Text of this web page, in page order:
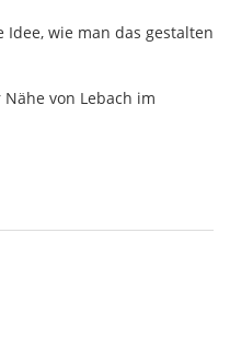
wie man das gestalten
von Lebach im